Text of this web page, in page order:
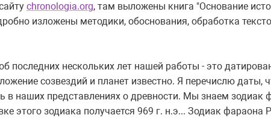
chronologia.org, там выложены книга "Основание
изложены методики, обоснования, обработка
последних нескольких лет нашей работы - это
созвездий и планет известно. Я перечислю даты,
в наших представлениях о древности. Мы знаем зодиак
этого зодиака получается 969 г. н.э... Зодиак фараона